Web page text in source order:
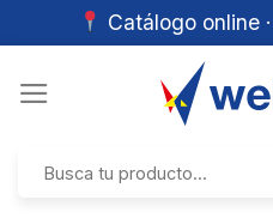
Catálogo online
por: